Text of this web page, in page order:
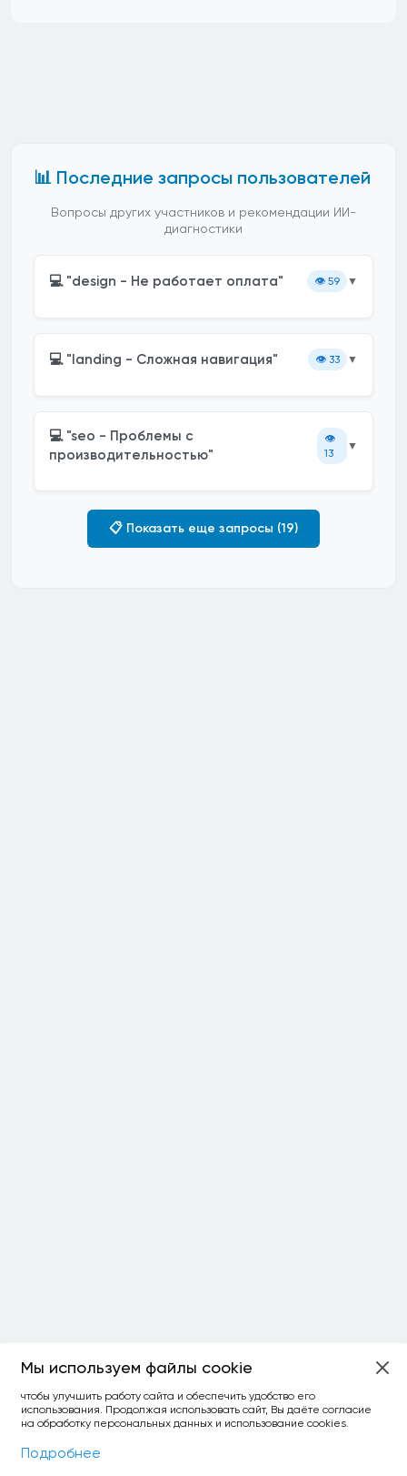
Фильтры
📊 Последние запросы пользователей
Вопросы других участников и рекомендации ИИ-
диагностики
💻 "design - Не работает оплата" 👁️ 59 ▼
💻 "landing - Сложная навигация" 👁️ 33 ▼
💻 "seo - Проблемы с
производительностью"
👁️
13
▼
📋 Показать еще запросы (19)
Мы используем файлы cookie
чтобы улучшить работу сайта и обеспечить удобство его
использования. Продолжая использовать сайт, Вы даёте согласие
на обработку персональных данных и использование cookies.
Подробнее
ОСТАЛОСЬ:
уточнить фильтр сравнить топ-3
спросить ИИ